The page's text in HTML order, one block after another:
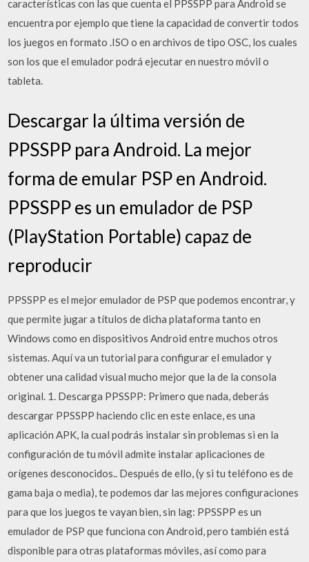
características con las que cuenta el PPSSPP para Android se
encuentra por ejemplo que tiene la capacidad de convertir todos
los juegos en formato .ISO o en archivos de tipo OSC, los cuales
son los que el emulador podrá ejecutar en nuestro móvil o
tableta.
Descargar la última versión de
PPSSPP para Android. La mejor
forma de emular PSP en Android.
PPSSPP es un emulador de PSP
(PlayStation Portable) capaz de
reproducir
PPSSPP es el mejor emulador de PSP que podemos encontrar, y
que permite jugar a títulos de dicha plataforma tanto en
Windows como en dispositivos Android entre muchos otros
sistemas. Aquí va un tutorial para configurar el emulador y
obtener una calidad visual mucho mejor que la de la consola
original. 1. Descarga PPSSPP: Primero que nada, deberás
descargar PPSSPP haciendo clic en este enlace, es una
aplicación APK, la cual podrás instalar sin problemas si en la
configuración de tu móvil admite instalar aplicaciones de
orígenes desconocidos.. Después de ello, (y si tu teléfono es de
gama baja o media), te podemos dar las mejores configuraciones
para que los juegos te vayan bien, sin lag: PPSSPP es un
emulador de PSP que funciona con Android, pero también está
disponible para otras plataformas móviles, así como para